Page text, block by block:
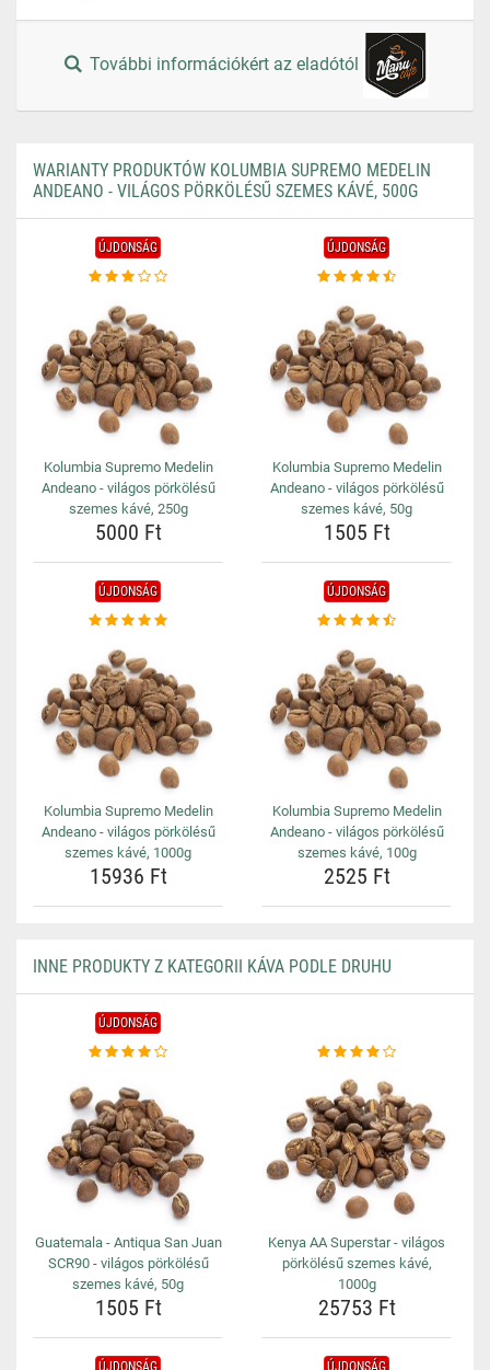
További információkért az eladótól
WARIANTY PRODUKTÓW KOLUMBIA SUPREMO MEDELIN
ANDEANO - VILÁGOS PÖRKÖLÉSŰ SZEMES KÁVÉ, 500G
ÚJDONSÁG
Kolumbia Supremo Medelin
Andeano - világos pörkölésű
szemes kávé, 250g
5000 Ft
ÚJDONSÁG
Kolumbia Supremo Medelin
Andeano - világos pörkölésű
szemes kávé, 50g
1505 Ft
ÚJDONSÁG
Kolumbia Supremo Medelin
Andeano - világos pörkölésű
szemes kávé, 1000g
15936 Ft
ÚJDONSÁG
Kolumbia Supremo Medelin
Andeano - világos pörkölésű
szemes kávé, 100g
2525 Ft
INNE PRODUKTY Z KATEGORII KÁVA PODLE DRUHU
ÚJDONSÁG
Guatemala - Antiqua San Juan
SCR90 - világos pörkölésű
szemes kávé, 50g
1505 Ft
Kenya AA Superstar - világos
pörkölésű szemes kávé,
1000g
25753 Ft
ÚJDONSÁG ÚJDONSÁG